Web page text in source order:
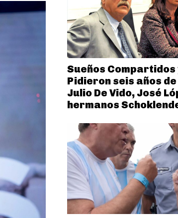
Sueños Compartidos
Pidieron seis años
Julio De Vido, José
hermanos